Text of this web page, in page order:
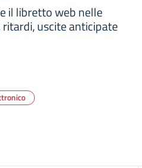
il libretto web nelle
uscite anticipate